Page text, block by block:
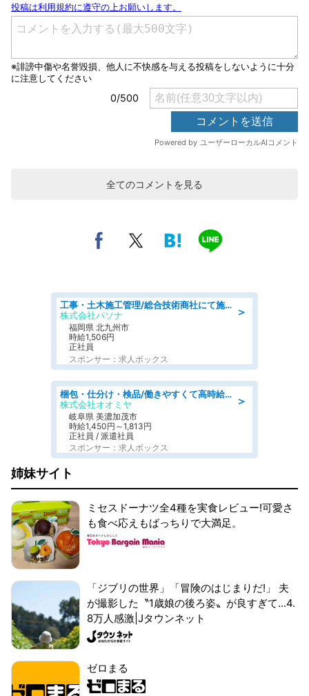
全てのコメントを見る
＞
工事・土木施工管理/総合技術商社にて施工管理のお仕事/即日勤務可/車通勤可/工事・土木施工管理/生産・品質管理
株式会社パソナ
福岡県 北九州市
時給1,506円
正社員
スポンサー：求人ボックス
＞
梱包・仕分け・検品/働きやすくて高時給の仕分け作業長期休暇充実/残業なし
株式会社オオミヤ
岐阜県 美濃加茂市
時給1,450円～1,813円
正社員 / 派遣社員
スポンサー：求人ボックス
姉妹サイト
ミセスドーナツ全4種を実食レビュー!可愛さ
も食べ応えもばっちりで大満足。
「ジブリの世界」「冒険のはじまりだ!」 夫
が撮影した〝1歳娘の後ろ姿〟が良すぎて...4.
8万人感激|Jタウンネット
ゼロまる